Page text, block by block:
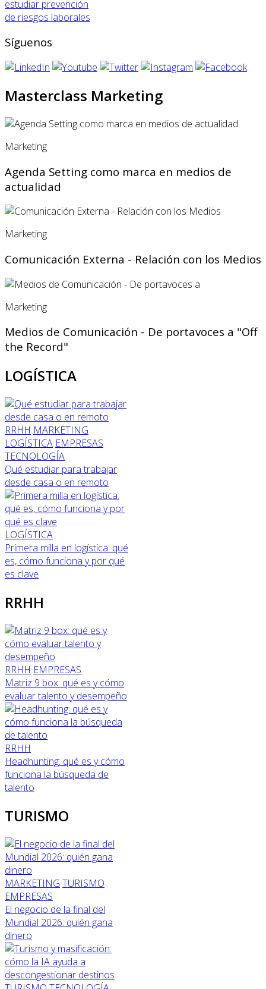
estudiar prevención
de riesgos laborales
Síguenos
Masterclass Marketing
Marketing
Agenda Setting como marca en medios de
actualidad
Marketing
Comunicación Externa - Relación con los Medios
Marketing
Medios de Comunicación - De portavoces a "Off
the Record"
LOGÍSTICA
RRHH MARKETING
LOGÍSTICA EMPRESAS
TECNOLOGÍA
Qué estudiar para trabajar
desde casa o en remoto
LOGÍSTICA
Primera milla en logística: qué
es, cómo funciona y por qué
es clave
RRHH
RRHH EMPRESAS
Matriz 9 box: qué es y cómo
evaluar talento y desempeño
RRHH
Headhunting: qué es y cómo
funciona la búsqueda de
talento
TURISMO
MARKETING TURISMO
EMPRESAS
El negocio de la final del
Mundial 2026: quién gana
dinero